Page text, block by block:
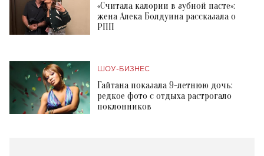
«Считала калории в зубной пасте»:
жена Алека Болдуина рассказала о
РПП
ШОУ-БИЗНЕС
Гайтана показала 9-летнюю дочь:
редкое фото с отдыха растрогало
поклонников